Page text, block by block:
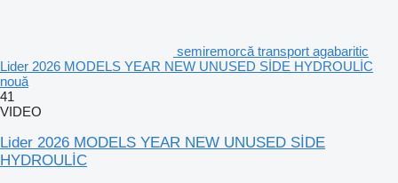
semiremorcă transport agabaritic
Lider 2026 MODELS YEAR NEW UNUSED SİDE HYDROULİC
nouă
41
VIDEO
Lider 2026 MODELS YEAR NEW UNUSED SİDE
HYDROULİC